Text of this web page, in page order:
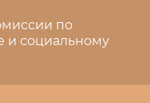
по
и социальному